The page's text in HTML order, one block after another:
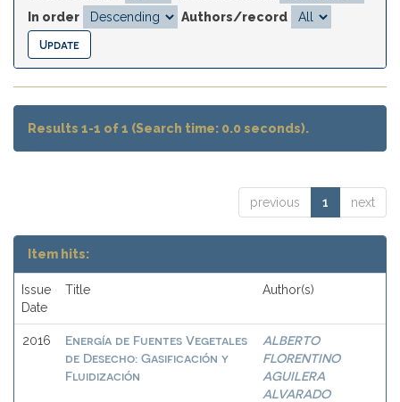
In order
Authors/record
Results 1-1 of 1 (Search time: 0.0 seconds).
previous 1 next
Item hits:
Issue
Date
Title Author(s)
2016
Energía de Fuentes Vegetales
de Desecho: Gasificación y
Fluidización
ALBERTO
FLORENTINO
AGUILERA
ALVARADO